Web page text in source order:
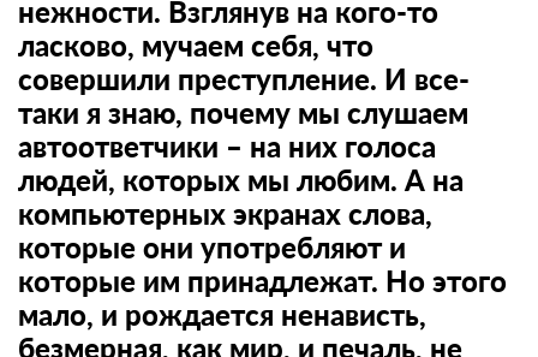
нежности. Взглянув на кого-то
ласково, мучаем себя, что
совершили преступление. И все-
таки я знаю, почему мы слушаем
автоответчики – на них голоса
людей, которых мы любим. А на
компьютерных экранах слова,
которые они употребляют и
которые им принадлежат. Но этого
мало, и рождается ненависть,
безмерная, как мир, и печаль, не